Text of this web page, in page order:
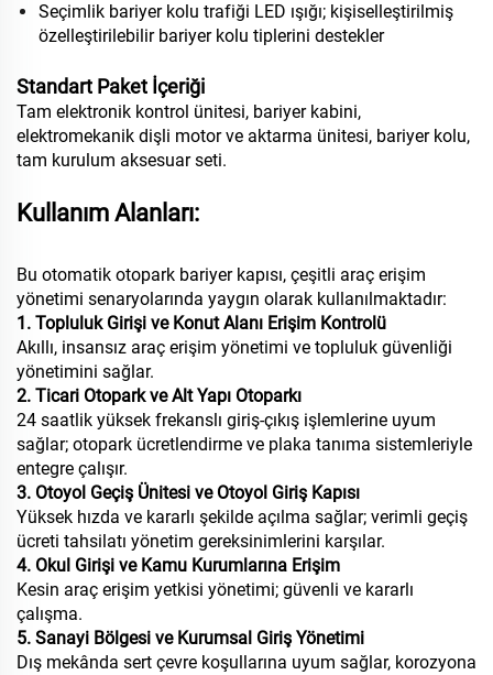
Seçimlik bariyer kolu trafiği LED ışığı; kişiselleştirilmiş
özelleştirilebilir bariyer kolu tiplerini destekler
Standart Paket İçeriği
Tam elektronik kontrol ünitesi, bariyer kabini,
elektromekanik dişli motor ve aktarma ünitesi, bariyer kolu,
tam kurulum aksesuar seti.
Kullanım Alanları:
Bu otomatik otopark bariyer kapısı, çeşitli araç erişim
yönetimi senaryolarında yaygın olarak kullanılmaktadır:
1. Topluluk Girişi ve Konut Alanı Erişim Kontrolü
Akıllı, insansız araç erişim yönetimi ve topluluk güvenliği
yönetimini sağlar.
2. Ticari Otopark ve Alt Yapı Otoparkı
24 saatlik yüksek frekanslı giriş-çıkış işlemlerine uyum
sağlar; otopark ücretlendirme ve plaka tanıma sistemleriyle
entegre çalışır.
3. Otoyol Geçiş Ünitesi ve Otoyol Giriş Kapısı
Yüksek hızda ve kararlı şekilde açılma sağlar; verimli geçiş
ücreti tahsilatı yönetim gereksinimlerini karşılar.
4. Okul Girişi ve Kamu Kurumlarına Erişim
Kesin araç erişim yetkisi yönetimi; güvenli ve kararlı
çalışma.
5. Sanayi Bölgesi ve Kurumsal Giriş Yönetimi
Dış mekânda sert çevre koşullarına uyum sağlar, korozyona